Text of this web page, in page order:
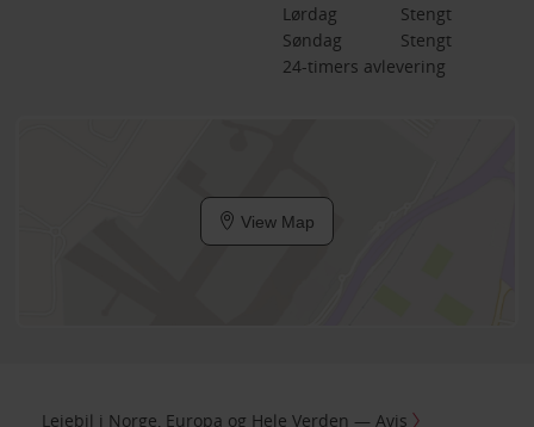
Lørdag
Stengt
Søndag
Stengt
24-timers avlevering
View Map
Leiebil i Norge, Europa og Hele Verden — Avis